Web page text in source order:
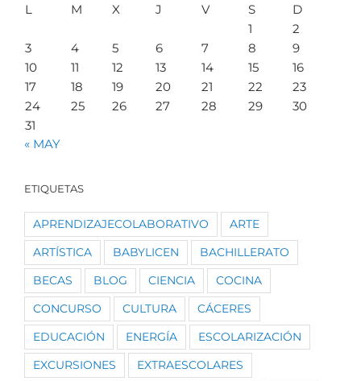
L
M X J V S
D
1
2
3
4 5 6 7 8
9
10
11 12 13 14 15
16
17
18 19 20 21 22
23
24
25 26 27 28 29
30
31
« MAY
ETIQUETAS
APRENDIZAJECOLABORATIVO ARTE
ARTÍSTICA BABYLICEN BACHILLERATO
BECAS BLOG CIENCIA COCINA
CONCURSO CULTURA CÁCERES
EDUCACIÓN ENERGÍA ESCOLARIZACIÓN
EXCURSIONES EXTRAESCOLARES